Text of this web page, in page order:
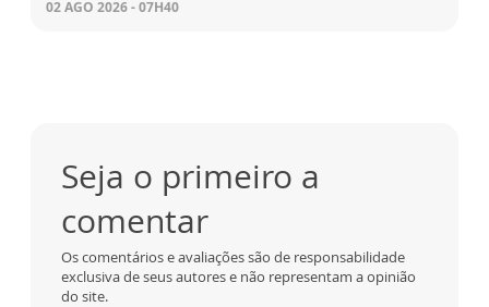
02 AGO 2026 - 07H40
Seja o primeiro a
comentar
Os comentários e avaliações são de responsabilidade
exclusiva de seus autores e não representam a opinião
do site.